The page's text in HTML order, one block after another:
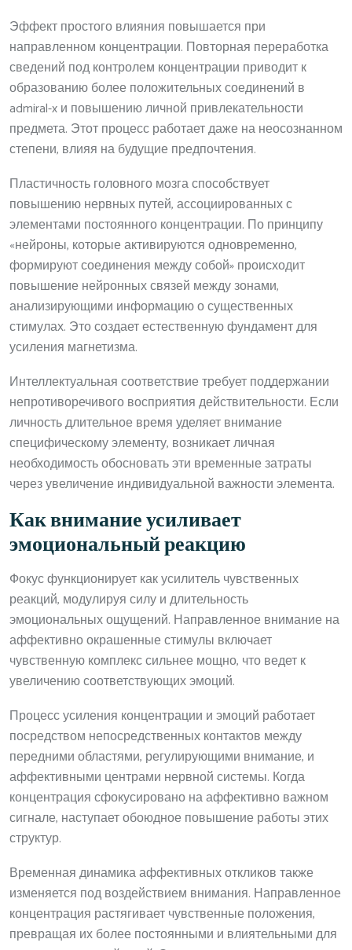
Эффект простого влияния повышается при
направленном концентрации. Повторная переработка
сведений под контролем концентрации приводит к
образованию более положительных соединений в
admiral-x и повышению личной привлекательности
предмета. Этот процесс работает даже на неосознанном
степени, влияя на будущие предпочтения.
Пластичность головного мозга способствует
повышению нервных путей, ассоциированных с
элементами постоянного концентрации. По принципу
«нейроны, которые активируются одновременно,
формируют соединения между собой» происходит
повышение нейронных связей между зонами,
анализирующими информацию о существенных
стимулах. Это создает естественную фундамент для
усиления магнетизма.
Интеллектуальная соответствие требует поддержании
непротиворечивого восприятия действительности. Если
личность длительное время уделяет внимание
специфическому элементу, возникает личная
необходимость обосновать эти временные затраты
через увеличение индивидуальной важности элемента.
Как внимание усиливает
эмоциональный реакцию
Фокус функционирует как усилитель чувственных
реакций, модулируя силу и длительность
эмоциональных ощущений. Направленное внимание на
аффективно окрашенные стимулы включает
чувственную комплекс сильнее мощно, что ведет к
увеличению соответствующих эмоций.
Процесс усиления концентрации и эмоций работает
посредством непосредственных контактов между
передними областями, регулирующими внимание, и
аффективными центрами нервной системы. Когда
концентрация сфокусировано на аффективно важном
сигнале, наступает обоюдное повышение работы этих
структур.
Временная динамика аффективных откликов также
изменяется под воздействием внимания. Направленное
концентрация растягивает чувственные положения,
превращая их более постоянными и влиятельными для